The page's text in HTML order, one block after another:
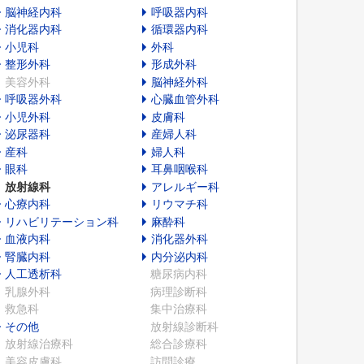
脳神経内科
呼吸器内科
消化器内科
循環器内科
小児科
外科
整形外科
形成外科
美容外科
脳神経外科
呼吸器外科
心臓血管外科
小児外科
皮膚科
泌尿器科
産婦人科
産科
婦人科
眼科
耳鼻咽喉科
放射線科
アレルギー科
心療内科
リウマチ科
リハビリテーション科
麻酔科
血液内科
消化器外科
腎臓内科
内分泌内科
人工透析科
糖尿病内科
乳腺外科
病理診断科
救急科
集中治療科
その他
放射線診断科
放射線治療科
総合診療科
美容皮膚科
訪問診療